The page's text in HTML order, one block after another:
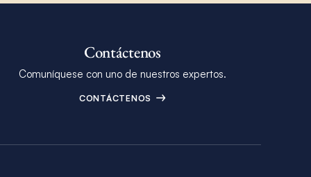
Contáctenos
Comuníquese con uno de nuestros expertos.
CONTÁCTENOS